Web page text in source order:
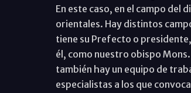
En este caso, en el campo
orientales. Hay distintos
tiene su Prefecto o
él, como nuestro obispo
también hay un equipo de
especialistas a los que